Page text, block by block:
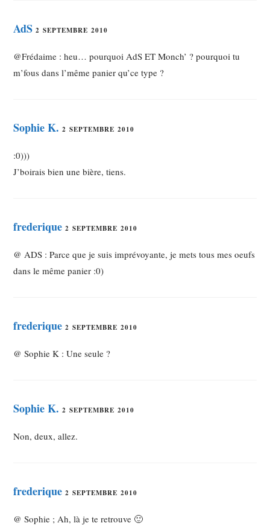
AdS 2 SEPTEMBRE 2010
@Frédaime : heu… pourquoi AdS ET Monch’ ? pourquoi tu
m’fous dans l’même panier qu’ce type ?
Sophie K. 2 SEPTEMBRE 2010
:0)))
J’boirais bien une bière, tiens.
frederique 2 SEPTEMBRE 2010
@ ADS : Parce que je suis imprévoyante, je mets tous mes oeufs
dans le même panier :0)
frederique 2 SEPTEMBRE 2010
@ Sophie K : Une seule ?
Sophie K. 2 SEPTEMBRE 2010
Non, deux, allez.
frederique 2 SEPTEMBRE 2010
@ Sophie ; Ah, là je te retrouve 🙂